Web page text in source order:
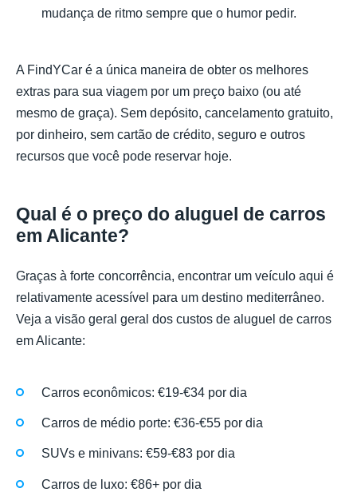
mudança de ritmo sempre que o humor pedir.
A FindYCar é a única maneira de obter os melhores
extras para sua viagem por um preço baixo (ou até
mesmo de graça). Sem depósito, cancelamento gratuito,
por dinheiro, sem cartão de crédito, seguro e outros
recursos que você pode reservar hoje.
Qual é o preço do aluguel de carros
em Alicante?
Graças à forte concorrência, encontrar um veículo aqui é
relativamente acessível para um destino mediterrâneo.
Veja a visão geral geral dos custos de aluguel de carros
em Alicante:
Carros econômicos: €19-€34 por dia
Carros de médio porte: €36-€55 por dia
SUVs e minivans: €59-€83 por dia
Carros de luxo: €86+ por dia